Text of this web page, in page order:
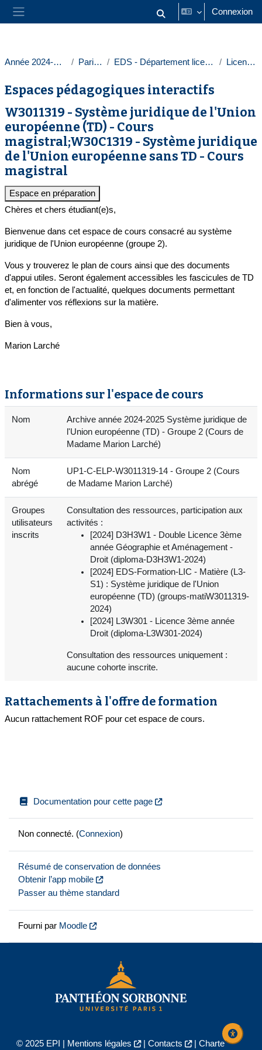
Passer au contenu principal
Panneau latéral Activer/désactiver la saisie
Connexion
Année 2024-2025 Paris 1 EDS - Département licences Licences
Espaces pédagogiques interactifs
W3011319 - Système juridique de l'Union
européenne (TD) - Cours
magistral;W30C1319 - Système juridique
de l'Union européenne sans TD - Cours
magistral
Espace en préparation
Chères et chers étudiant(e)s,
Bienvenue dans cet espace de cours consacré au système
juridique de l'Union européenne (groupe 2).
Vous y trouverez le plan de cours ainsi que des documents
d'appui utiles. Seront également accessibles les fascicules de TD
et, en fonction de l'actualité, quelques documents permettant
d'alimenter vos réflexions sur la matière.
Bien à vous,
Marion Larché
Informations sur l'espace de cours
Nom
Archive année 2024-2025 Système juridique de
l'Union européenne (TD) - Groupe 2 (Cours de
Madame Marion Larché)
Nom
abrégé
UP1-C-ELP-W3011319-14 - Groupe 2 (Cours
de Madame Marion Larché)
Groupes
utilisateurs
inscrits
Consultation des ressources, participation aux
activités :
[2024] D3H3W1 - Double Licence 3ème
année Géographie et Aménagement -
Droit (diploma-D3H3W1-2024)
[2024] EDS-Formation-LIC - Matière (L3-
S1) : Système juridique de l'Union
européenne (TD) (groups-matiW3011319-
2024)
[2024] L3W301 - Licence 3ème année
Droit (diploma-L3W301-2024)
Consultation des ressources uniquement :
aucune cohorte inscrite.
Rattachements à l'offre de formation
Aucun rattachement ROF pour cet espace de cours.
Documentation pour cette page
Non connecté. (Connexion)
Résumé de conservation de données
Obtenir l’app mobile
Passer au thème standard
Fourni par Moodle
© 2025 EPI | Mentions légales | Contacts | Charte